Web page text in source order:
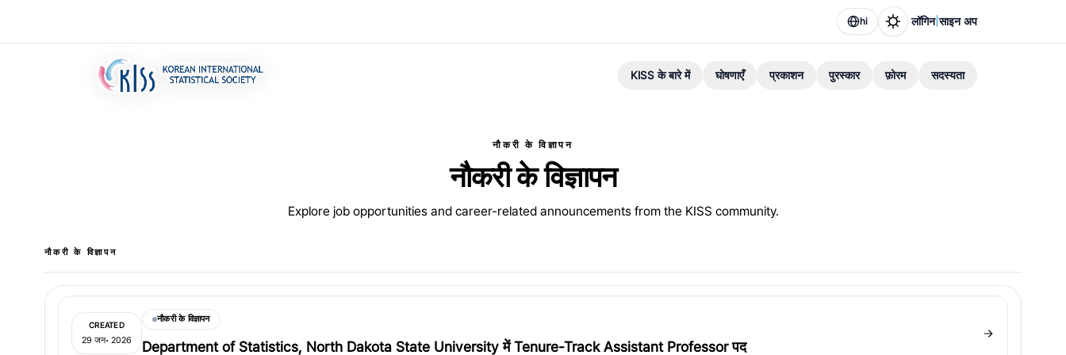
hi लॉगिन|साइन अप
KISS के बारे में घोषणाएँ प्रकाशन पुरस्कार फ़ोरम सदस्यता
नौकरी के विज्ञापन
नौकरी के विज्ञापन
Explore job opportunities and career-related announcements from the KISS community.
नौकरी के विज्ञापन
CREATED
29 जन॰ 2026
नौकरी के विज्ञापन
Department of Statistics, North Dakota State University में Tenure-Track Assistant Professor पद